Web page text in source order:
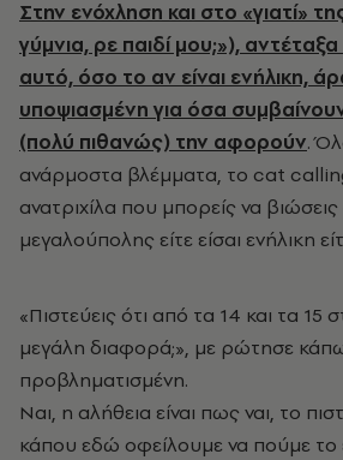
Στην ενόχληση και στο «γιατί»
γύμνια, ρε παιδί μου;»), αντέταξα
αυτό, όσο το αν είναι ενήλικη,
υποψιασμένη για όσα
(πολύ πιθανώς) την αφορούν.
ανάρμοστα βλέμματα, το cat
ανατριχίλα που μπορείς να
μεγαλούπολης είτε είσαι ενήλικη
«Πιστεύεις ότι από τα 14 και τα 15
μεγάλη διαφορά;», με ρώτησε
προβληματισμένη.
Ναι, η αλήθεια είναι πως ναι, το
κάπου εδώ οφείλουμε να πούμε το